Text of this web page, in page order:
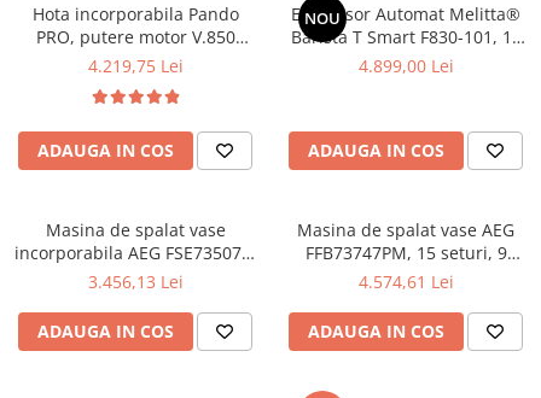
Hota incorporabila Pando
PRO, putere motor V.850
mc/h, 52 cm, inox, A+, filtre
4.219,75 Lei
ADAUGA IN COS
NOU
Espressor Automat Melitta®
Barista T Smart F830-101, 15
Bari, LCD Touch, 18
compartimente
4.899,00 Lei
ADAUGA IN COS
Masina de spalat vase
incorporabila AEG FSE73507P,
10 seturi, 7 programe, Clasa
Quick Select, SatelliteClean,
45 cm, Alb
3.456,13 Lei
ADAUGA IN COS
Masina de spalat vase AEG
FFB73747PM, 15 seturi, 9
programe, Motor Inverter,
60 cm, Inox
4.574,61 Lei
ADAUGA IN COS